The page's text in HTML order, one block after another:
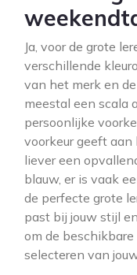
Ja, voor de grote
verschillende
van het merk en
meestal een scala
persoonlijke
voorkeur geeft
liever een
blauw, er is vaak
de perfecte grote
past bij jouw stijl
om de
selecteren van